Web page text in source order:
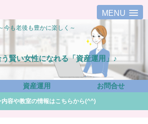
MENU
今も老後も豊かに楽しく～
賢い女性になれる「資産運用」♪
資産運用 お問合せ
内容や教室の情報はこちらから(^^)